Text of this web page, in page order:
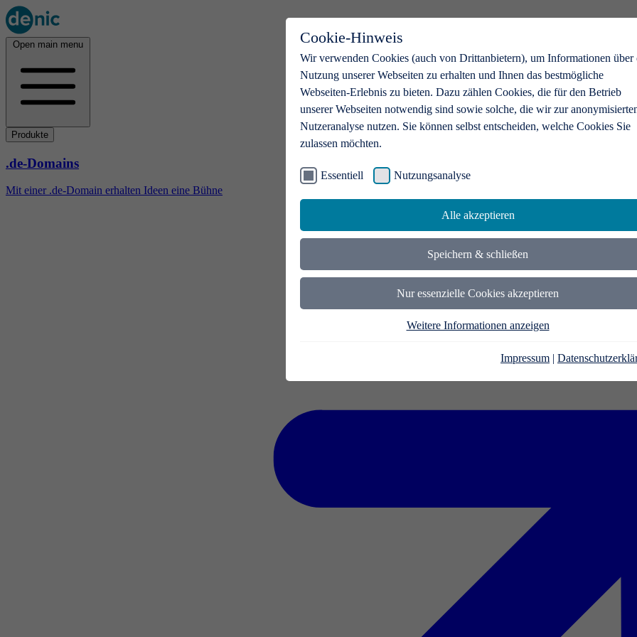
Cookie-Hinweis
Wir verwenden Cookies (auch von Drittanbietern), um Informationen über
Nutzung unserer Webseiten zu erhalten und Ihnen das bestmögliche
Webseiten-Erlebnis zu bieten. Dazu zählen Cookies, die für den Betrieb
unserer Webseiten notwendig sind sowie solche, die wir zur
Nutzeranalyse nutzen. Sie können selbst entscheiden, welche Cookies Sie
zulassen möchten.
Essentiell Nutzungsanalyse
Alle akzeptieren
Speichern & schließen
Nur essenzielle Cookies akzeptieren
Weitere Informationen anzeigen
Impressum |
Open main menu
Produkte
.de-Domains
Mit einer .de-Domain erhalten Ideen eine Bühne